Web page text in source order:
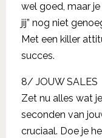
wel goed, maar
jij” nog niet
Met een killer
succes.
8/ JOUW SALES
Zet nu alles wat
seconden van
cruciaal. Doe je